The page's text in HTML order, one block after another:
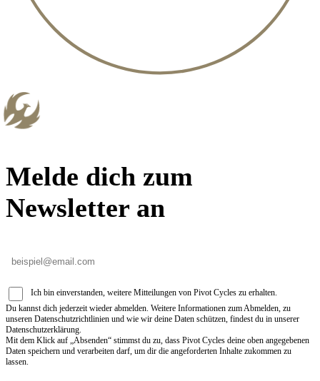
Melde dich zum
Newsletter an
Ich bin einverstanden, weitere Mitteilungen von Pivot Cycles zu erhalten.
Du kannst dich jederzeit wieder abmelden. Weitere Informationen zum Abmelden, zu
unseren Datenschutzrichtlinien und wie wir deine Daten schützen, findest du in unserer
Datenschutzerklärung.
Mit dem Klick auf „Absenden“ stimmst du zu, dass Pivot Cycles deine oben angegebenen
Daten speichern und verarbeiten darf, um dir die angeforderten Inhalte zukommen zu
lassen.